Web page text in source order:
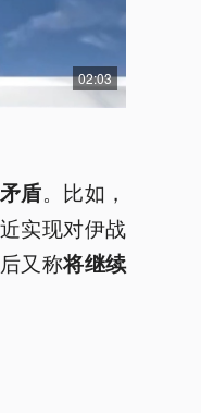
02:03
盾。比如，
实现对伊战
又称将继续